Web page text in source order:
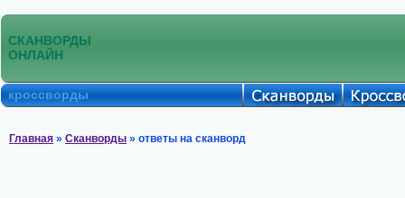
СКАНВОРДЫ
ОНЛАЙН
кроссворды
Главная » Сканворды » ответы на сканворд